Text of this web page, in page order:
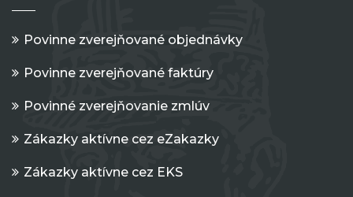
Povinne zverejňované objednávky
Povinne zverejňované faktúry
Povinné zverejňovanie zmlúv
Zákazky aktívne cez eZakazky
Zákazky aktívne cez EKS